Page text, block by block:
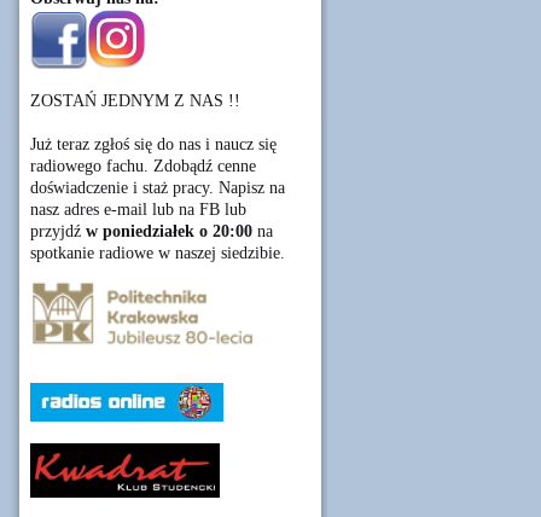
ZOSTAŃ JEDNYM Z NAS !!
Już teraz zgłoś się do nas i naucz się
radiowego fachu. Zdobądź cenne
doświadczenie i staż pracy. Napisz na
nasz adres e-mail lub na FB lub
przyjdź w poniedziałek o 20:00 na
spotkanie radiowe w naszej siedzibie.